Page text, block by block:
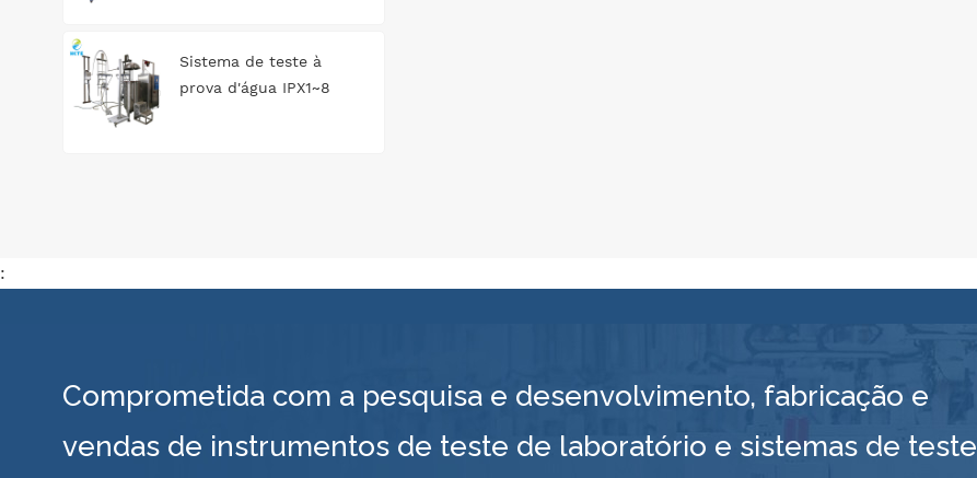
Sistema de teste à
prova d'água IPX1~8
:
Comprometida com a pesquisa e desenvolvimento, fabricação e
vendas de instrumentos de teste de laboratório e sistemas de teste